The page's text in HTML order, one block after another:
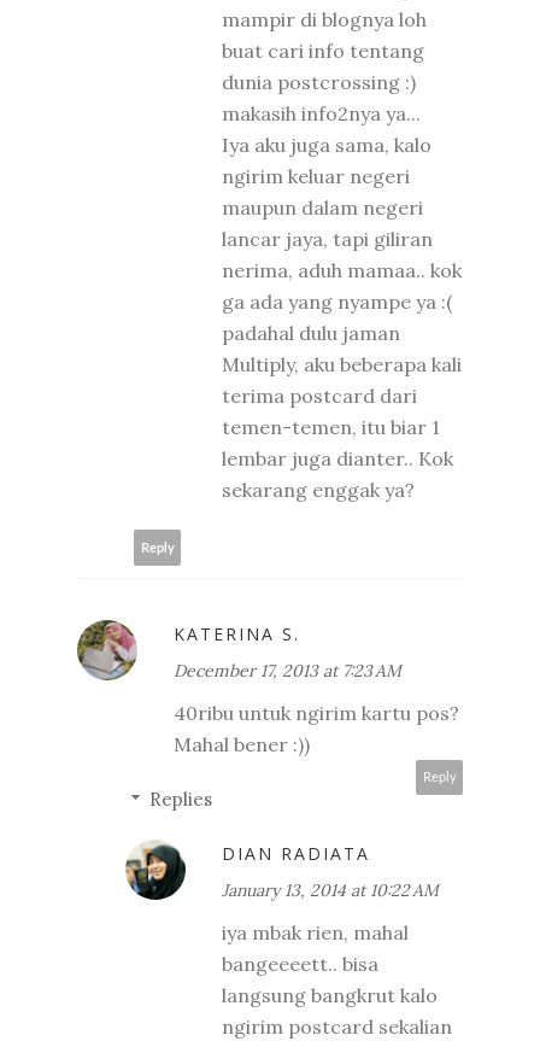
mampir di blognya loh
buat cari info tentang
dunia postcrossing :)
makasih info2nya ya...
Iya aku juga sama, kalo
ngirim keluar negeri
maupun dalam negeri
lancar jaya, tapi giliran
nerima, aduh mamaa.. kok
ga ada yang nyampe ya :(
padahal dulu jaman
Multiply, aku beberapa kali
terima postcard dari
temen-temen, itu biar 1
lembar juga dianter.. Kok
sekarang enggak ya?
Reply
KATERINA S.
December 17, 2013 at 7:23 AM
40ribu untuk ngirim kartu pos?
Mahal bener :))
Reply
Replies
DIAN RADIATA
January 13, 2014 at 10:22 AM
iya mbak rien, mahal
bangeeeett.. bisa
langsung bangkrut kalo
ngirim postcard sekalian